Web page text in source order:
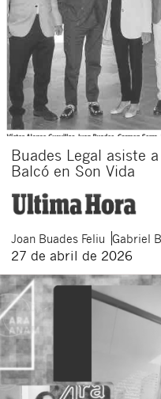
Buades Legal asiste
Balcó en Son Vida
Joan Buades Feliu Gabriel
27 de abril de 2026